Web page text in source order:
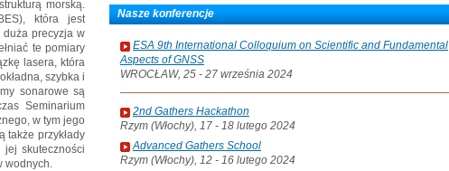
morską.
która jest
duża precyzja w
te pomiary
lasera, która
szybka i
sonarowe są
Seminarium
w tym jego
także przykłady
skuteczności
wodnych.
Nasze konferencje
ESA 9th International Colloquium on Scientific and Fundamental
Aspects of GNSS
WROCŁAW, 25 - 27 września 2024
2nd Gathers Hackathon
Rzym (Włochy), 17 - 18 lutego 2024
Advanced Gathers School
Rzym (Włochy), 12 - 16 lutego 2024